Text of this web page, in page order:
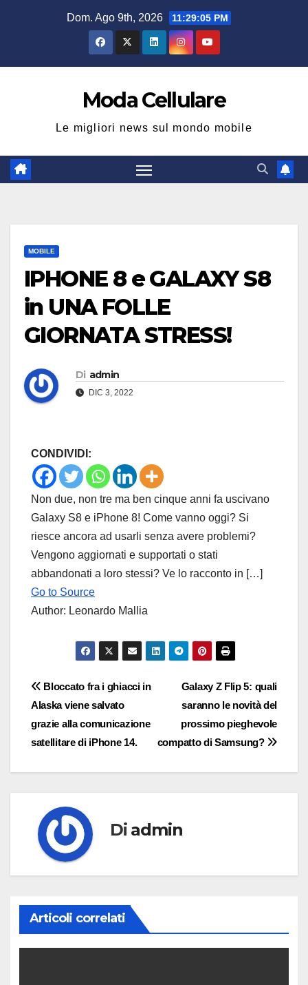
Dom. Ago 9th, 2026 11:29:06 PM
Moda Cellulare
Le migliori news sul mondo mobile
MOBILE
IPHONE 8 e GALAXY S8
in UNA FOLLE
GIORNATA STRESS!
Di admin
DIC 3, 2022
CONDIVIDI:
Non due, non tre ma ben cinque anni fa uscivano
Galaxy S8 e iPhone 8! Come vanno oggi? Si
riesce ancora ad usarli senza avere problemi?
Vengono aggiornati e supportati o stati
abbandonati a loro stessi? Ve lo racconto in […]
Go to Source
Author: Leonardo Mallia
Navigazione
articoli
Galaxy Z Flip 5: quali
saranno le novità del
prossimo pieghevole
compatto di Samsung?
Bloccato fra i ghiacci in
Alaska viene salvato
grazie alla comunicazione
satellitare di iPhone 14.
Di admin
Articoli correlati